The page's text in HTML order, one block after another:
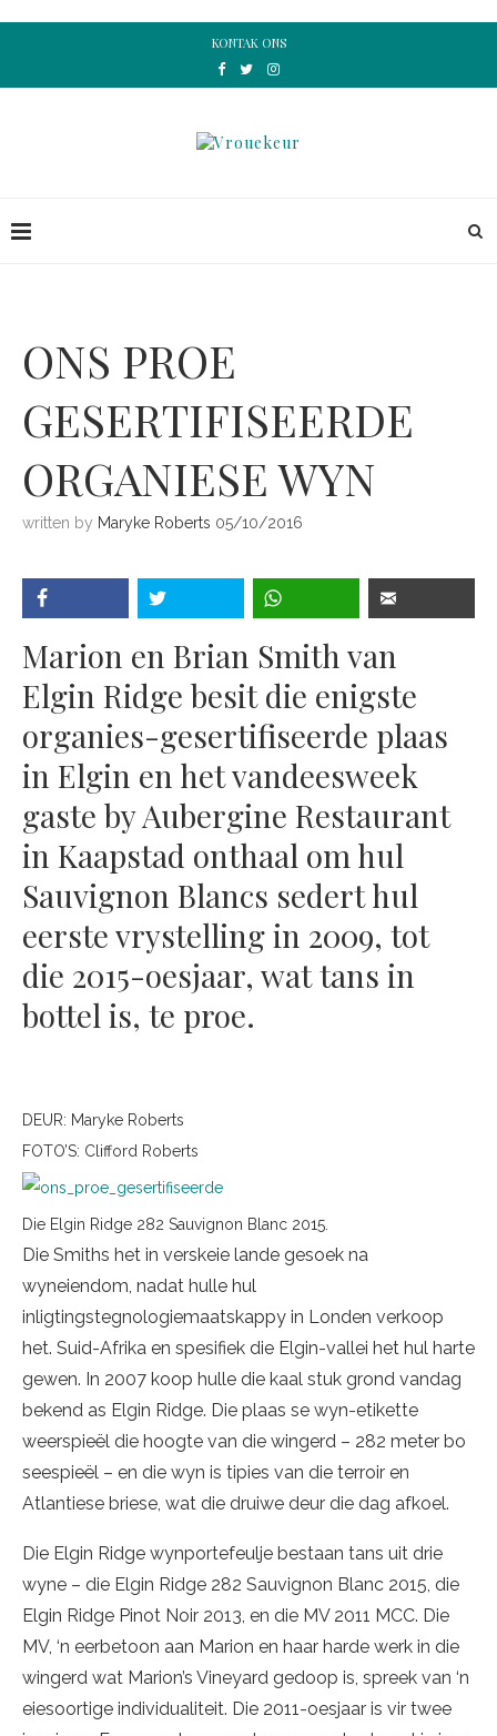
KONTAK ONS
ONS PROE
GESERTIFISEERDE
ORGANIESE WYN
written by Maryke Roberts 05/10/2016
Marion en Brian Smith van
Elgin Ridge besit die enigste
organies-gesertifiseerde plaas
in Elgin en het vandeesweek
gaste by Aubergine Restaurant
in Kaapstad onthaal om hul
Sauvignon Blancs sedert hul
eerste vrystelling in 2009, tot
die 2015-oesjaar, wat tans in
bottel is, te proe.
DEUR: Maryke Roberts
FOTO’S: Clifford Roberts
Die Elgin Ridge 282 Sauvignon Blanc 2015.
Die Smiths het in verskeie lande gesoek na
wyneiendom, nadat hulle hul
inligtingstegnologiemaatskappy in Londen verkoop
het. Suid-Afrika en spesifiek die Elgin-vallei het hul harte
gewen. In 2007 koop hulle die kaal stuk grond vandag
bekend as Elgin Ridge. Die plaas se wyn-etikette
weerspieël die hoogte van die wingerd – 282 meter bo
seespieël – en die wyn is tipies van die terroir en
Atlantiese briese, wat die druiwe deur die dag afkoel.
Die Elgin Ridge wynportefeulje bestaan tans uit drie
wyne – die Elgin Ridge 282 Sauvignon Blanc 2015, die
Elgin Ridge Pinot Noir 2013, en die MV 2011 MCC. Die
MV, ‘n eerbetoon aan Marion en haar harde werk in die
wingerd wat Marion’s Vineyard gedoop is, spreek van ‘n
eiesoortige individualiteit. Die 2011-oesjaar is vir twee